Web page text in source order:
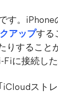
す。
アップする
りするこ
に接続し
スト